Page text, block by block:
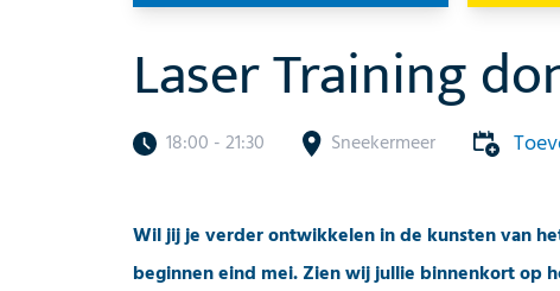
Laser Training
18:00 - 21:30 Sneekermeer
Wil jij je verder ontwikkelen in de kunsten van
beginnen eind mei. Zien wij jullie binnenkort op